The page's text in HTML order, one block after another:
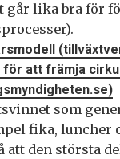
går lika bra för
för att främja
som
fika, luncher
att den största